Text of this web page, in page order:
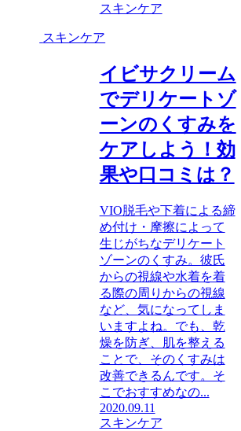
スキンケア
スキンケア
イビサクリーム
でデリケートゾ
ーンのくすみを
ケアしよう！効
果や口コミは？
VIO脱毛や下着による締
め付け・摩擦によって
生じがちなデリケート
ゾーンのくすみ。彼氏
からの視線や水着を着
る際の周りからの視線
など、気になってしま
いますよね。でも、乾
燥を防ぎ、肌を整える
ことで、そのくすみは
改善できるんです。そ
こでおすすめなの...
2020.09.11
スキンケア